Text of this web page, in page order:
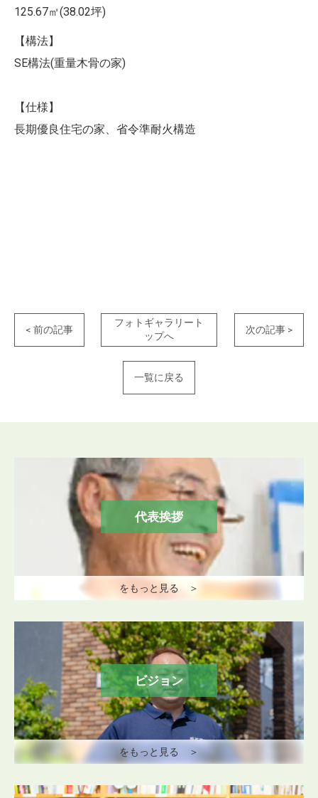
125.67㎡(38.02坪)
【構法】
SE構法(重量木骨の家)
【仕様】
長期優良住宅の家、省令準耐火構造
< 前の記事
フォトギャラリート
ップへ
次の記事 >
一覧に戻る
代表挨拶
をもっと見る ＞
ビジョン
をもっと見る ＞